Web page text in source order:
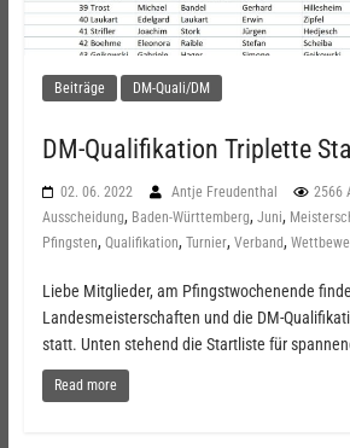
Beiträge DM-Quali/DM
DM-Qualifikation Triplette
02. 06. 2022 Antje Freudenthal 2566
Ausscheidung, Baden-Württemberg, Juni,
Pfingsten, Qualifikation, Turnier, Verband,
Liebe Mitglieder, am Pfingstwochenende
Landesmeisterschaften und die DM-
statt. Unten stehend die Startliste für
Read more